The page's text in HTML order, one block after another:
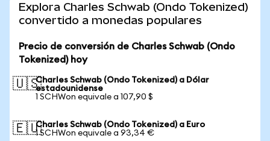
Explora Charles Schwab (Ondo Tokenized)
convertido a monedas populares
Precio de conversión de Charles Schwab (Ondo
Tokenized) hoy
🇺🇸Charles Schwab (Ondo Tokenized) a Dólar
estadounidense
1 SCHWon equivale a 107,90 $
🇪🇺Charles Schwab (Ondo Tokenized) a Euro
1 SCHWon equivale a 93,34 €